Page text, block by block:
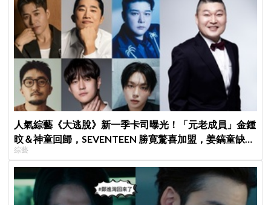
人氣綜藝《大逃脫》新一季卡司曝光！「元老成員」金鍾
旼＆神童回歸，SEVENTEEN 勝寛驚喜加盟，姜鎬童缺席
成最大焦點
綜藝